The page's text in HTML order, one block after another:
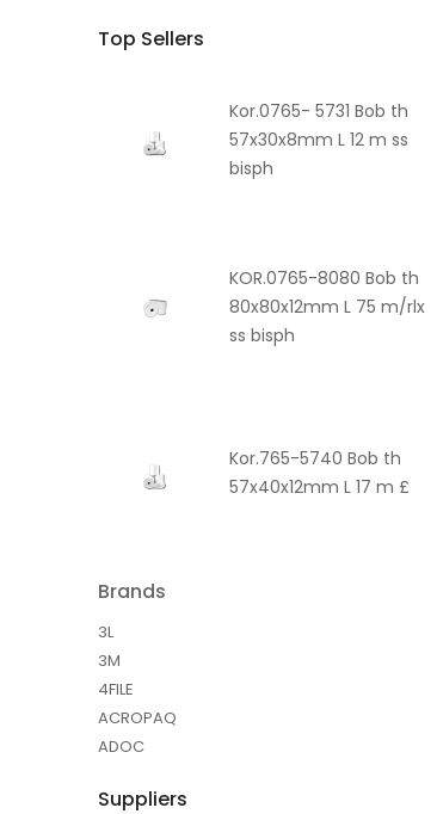
Top Sellers
Kor.0765- 5731 Bob th
57x30x8mm L 12 m ss
bisph
KOR.0765-8080 Bob th
80x80x12mm L 75 m/rlx
ss bisph
Kor.765-5740 Bob th
57x40x12mm L 17 m £
Brands
3L
3M
4FILE
ACROPAQ
ADOC
Suppliers